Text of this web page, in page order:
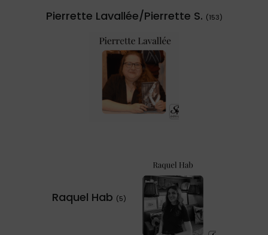
Pierrette Lavallée/Pierrette S. (153)
Raquel Hab (5)